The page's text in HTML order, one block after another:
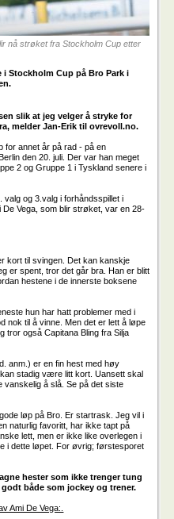
nå strøket fra Stockholm Cup etter
Stockholm Cup på Bro Park i
slik at jeg velger å stryke for
melder Jan-Erik til ovrevoll.no.
for annet år på rad - på en
den 20. juli. Der var han meget
2 og Gruppe 1 i Tyskland senere i
og 3.valg i forhåndsspillet i
Vega, som blir strøket, var en 28-
kort til svingen. Det kan kanskje
er spent, tror det går bra. Han er blitt
hestene i de innerste boksene
hun har hatt problemer med i
nok til å vinne. Men det er lett å løpe
tror også Capitana Bling fra Silja
anm.) er en fin hest med høy
stadig være litt kort. Uansett skal
å slå. Se på det siste
løp på Bro. Er startrask. Jeg vil i
naturlig favoritt, har ikke tapt på
lett, men er ikke like overlegen i
i dette løpet. For øvrig; førstesporet
hester som ikke trenger tung
både som jockey og trener.
Ami De Vega:.